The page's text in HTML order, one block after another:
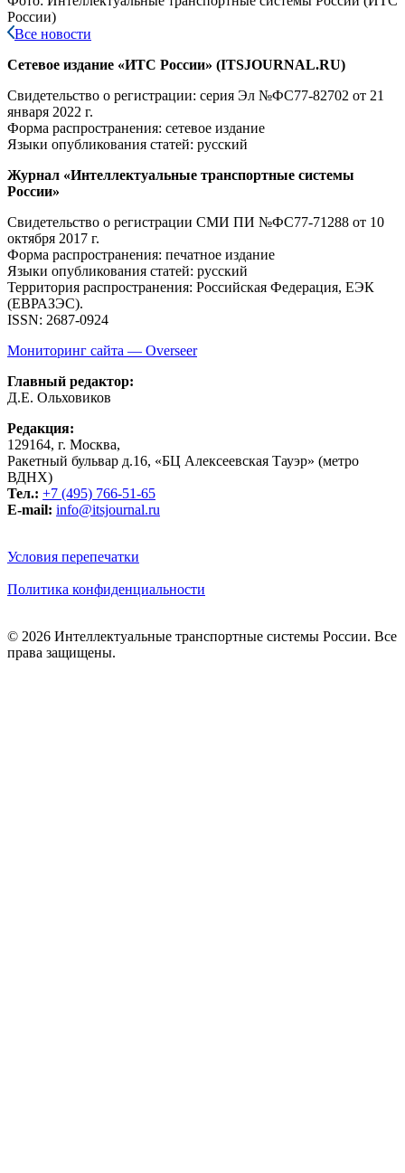
России)
Все новости
Сетевое издание «ИТС России» (ITSJOURNAL.RU)
Свидетельство о регистрации: серия Эл №ФС77-82702 от 21
января 2022 г.
Форма распространения: сетевое издание
Языки опубликования статей: русский
Журнал «Интеллектуальные транспортные системы
России»
Свидетельство о регистрации СМИ ПИ №ФС77-71288 от 10
октября 2017 г.
Форма распространения: печатное издание
Языки опубликования статей: русский
Территория распространения: Российская Федерация, ЕЭК
(ЕВРАЗЭС).
ISSN: 2687-0924
Мониторинг сайта — Overseer
Главный редактор:
Д.Е. Ольховиков
Редакция:
129164, г. Москва,
Ракетный бульвар д.16, «БЦ Алексеевская Тауэр» (метро
ВДНХ)
Тел.: +7 (495) 766-51-65
E-mail: info@itsjournal.ru
Условия перепечатки
Политика конфиденциальности
© 2026 Интеллектуальные транспортные системы России. Все
права защищены.